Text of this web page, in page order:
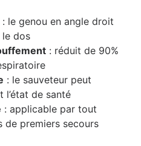
: le genou en angle droit
dos
: réduit de 90%
: le sauveteur peut
l’état de santé
: applicable par tout
de premiers secours